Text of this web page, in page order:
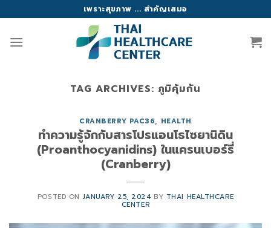
to
content
เพราะสุขภาพ ... สำคัญเสมอ
TAG ARCHIVES: ภูมิคุ้มกัน
CRANBERRY PAC36, HEALTH
ทำความรู้จักกับสารโปรแอนโธไซยานิดิน
(Proanthocyanidins) ในแครนเบอร์รี่
(Cranberry)
POSTED ONJANUARY 25, 2024 BY THAI HEALTHCARE
CENTER